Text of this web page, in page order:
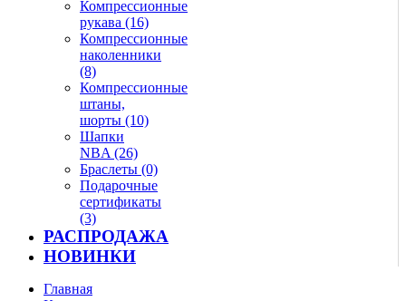
Компрессионные
рукава (16)
Компрессионные
наколенники
(8)
Компрессионные
штаны,
шорты (10)
Шапки
NBA (26)
Браслеты (0)
Подарочные
сертификаты
(3)
РАСПРОДАЖА
НОВИНКИ
Главная